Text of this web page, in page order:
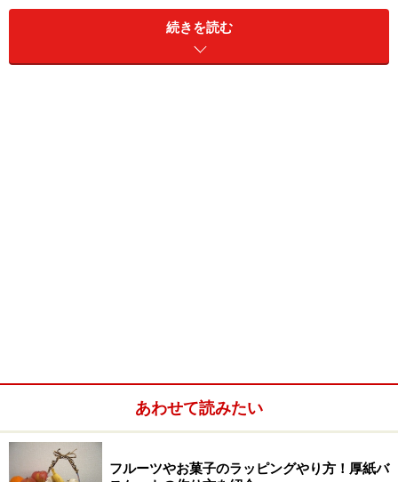
お返しとは、贈り物をもらったお礼に、何か別のものを
贈るものです。贈られてからすぐにお返しをすると、形
式すぎてかえって失礼になります。すぐにしなければな
れに応じたお返しを選びたいものですが、まずは年齢
別、男女別、独身者・既婚者別、などに大別して、ある
まとまったグループで贈り分けることが定着化しつつあ
ります。
続きを読む
あわせて読みたい
フルーツやお菓子のラッピングやり方！厚紙バ